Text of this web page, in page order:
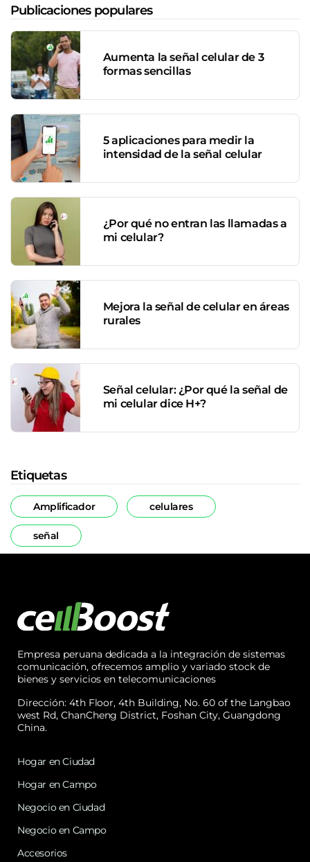
Publicaciones populares
Aumenta la señal celular de 3
formas sencillas
5 aplicaciones para medir la
intensidad de la señal celular
¿Por qué no entran las llamadas a
mi celular?
Mejora la señal de celular en áreas
rurales
Señal celular: ¿Por qué la señal de
mi celular dice H+?
Etiquetas
Amplificador celulares
señal
Empresa peruana dedicada a la integración de sistemas
comunicación, ofrecemos amplio y variado stock de
bienes y servicios en telecomunicaciones
Dirección: 4th Floor, 4th Building, No. 60 of the Langbao
west Rd, ChanCheng District, Foshan City, Guangdong
China.
Hogar en Ciudad
Hogar en Campo
Negocio en Ciudad
Negocio en Campo
Accesorios